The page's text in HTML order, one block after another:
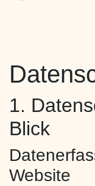
1.
Blick
Website